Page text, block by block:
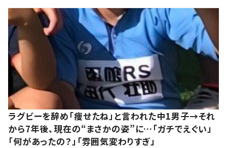
ラグビーを辞め「痩せたね」と言われた中1男子→それ
から7年後、現在の“まさかの姿”に…「ガチでえぐい」
「何があったの？」「雰囲気変わりすぎ」